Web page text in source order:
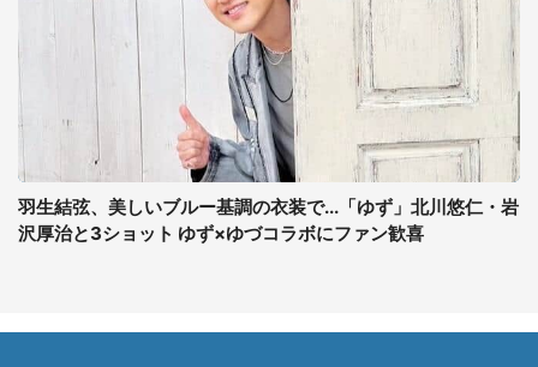
羽生結弦、美しいブルー基調の衣装で...「ゆず」北川悠仁・岩
沢厚治と3ショット ゆず×ゆづコラボにファン歓喜